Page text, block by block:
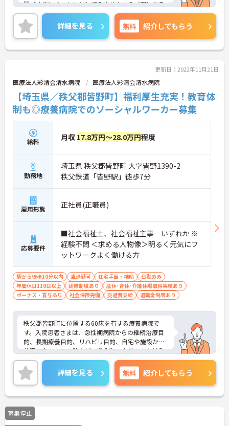
間づくりにチャレンジしてみませんか？ご興味ある
方には、面接対策ポイントなど、さらに詳細をお話
しいたしますのでお気軽にご相談ください。
詳細を見る 無料 紹介してもらう
更新日：2022年11月21日
医療法人彩清会清水病院 医療法人彩清会清水病院
【埼玉県／秩父郡皆野町】福利厚生充実！教育体
制も◎療養病院でのソーシャルワーカー募集
給料 月収 17.8万円～28.0万円程度
勤務地
埼玉県 秩父郡皆野町 大字皆野1390-2
秩父鉄道「皆野駅」徒歩7分
雇用形態 正社員(正職員)
応募要件
■社会福祉士、社会福祉主事 いずれか ※
経験不問 ＜求める人物像＞明るく元気にフ
ットワークよく働ける方
駅から徒歩10分以内 車通勤可 住宅手当・補助
日勤のみ
年間休日110日以上
研修制度あり
産休･育休･介護休暇取得実績あり
ボーナス・賞与あり
社会保険完備 交通費支給 退職金制度あり
秩父郡皆野町に位置する60床を有する療養病院で
す。入院患者さまは、急性期病院からの継続治療目
的、長期療養目的、リハビリ目的、自宅や施設から
体調不良による入院など、慢性期の患者さまを対象
にお受入しております。たくさんの「ありがとう」
が生まれるやりがいのある環境です。福利厚生等の
待遇面の良さも魅力♪ご興味のある方には、面接対
策ポイントなど、さらに詳細をお話しいたしますの
でお気軽にご相談ください！
詳細を見る 無料 紹介してもらう
募集停止